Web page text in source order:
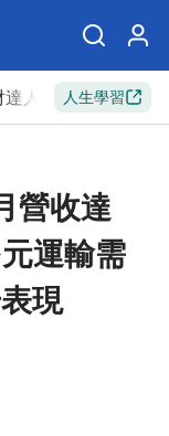
人 新手入門
人生學習
營收達
運輸需
現